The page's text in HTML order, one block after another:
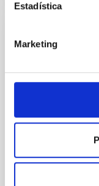
Estadística
Marketing
HORuS -
componentes
Telescopio